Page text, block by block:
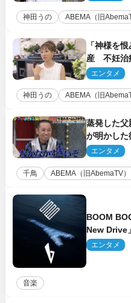
神田うの ABEMA（旧
「神様を恨
産 不妊治
エンタメ
神田うの ABEMA（旧
蒸発した
が明かした
エンタメ
千鳥 ABEMA（旧AbemaTV）
BOOM
New Drive
エンタメ
音楽